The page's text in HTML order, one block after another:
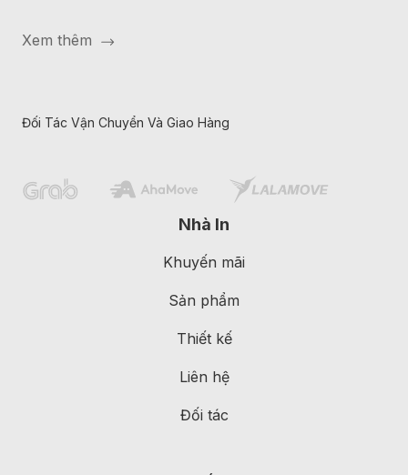
Xem thêm
Đối Tác Vận Chuyển Và Giao Hàng
Nhà In
Khuyến mãi
Sản phẩm
Thiết kế
Liên hệ
Đối tác